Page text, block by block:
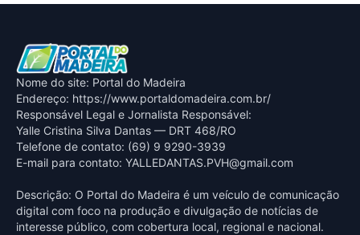
Nome do site: Portal do Madeira
Endereço: https://www.portaldomadeira.com.br/
Responsável Legal e Jornalista Responsável:
Yalle Cristina Silva Dantas — DRT 468/RO
Telefone de contato: (69) 9 9290-3939
E-mail para contato: YALLEDANTAS.PVH@gmail.com
Descrição: O Portal do Madeira é um veículo de comunicação
digital com foco na produção e divulgação de notícias de
interesse público, com cobertura local, regional e nacional.